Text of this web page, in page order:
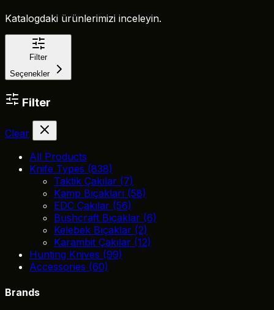
Katalogdaki ürünlerimizi inceleyin.
Filter
Seçenekler
Filter
Clear
All Products
Knife Types (838)
Taktik Çakılar (7)
Kamp Bıçakları (58)
EDC Çakılar (56)
Bushcraft Bıçaklar (6)
Kelebek Bıçaklar (2)
Karambit Çakılar (12)
Hunting Knives (99)
Accessories (60)
Brands